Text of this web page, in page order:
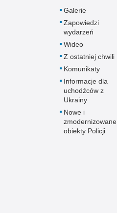
Galerie
Zapowiedzi
wydarzeń
Wideo
Z ostatniej chwili
Komunikaty
Informacje dla
uchodźców z
Ukrainy
Nowe i
zmodernizowane
obiekty Policji